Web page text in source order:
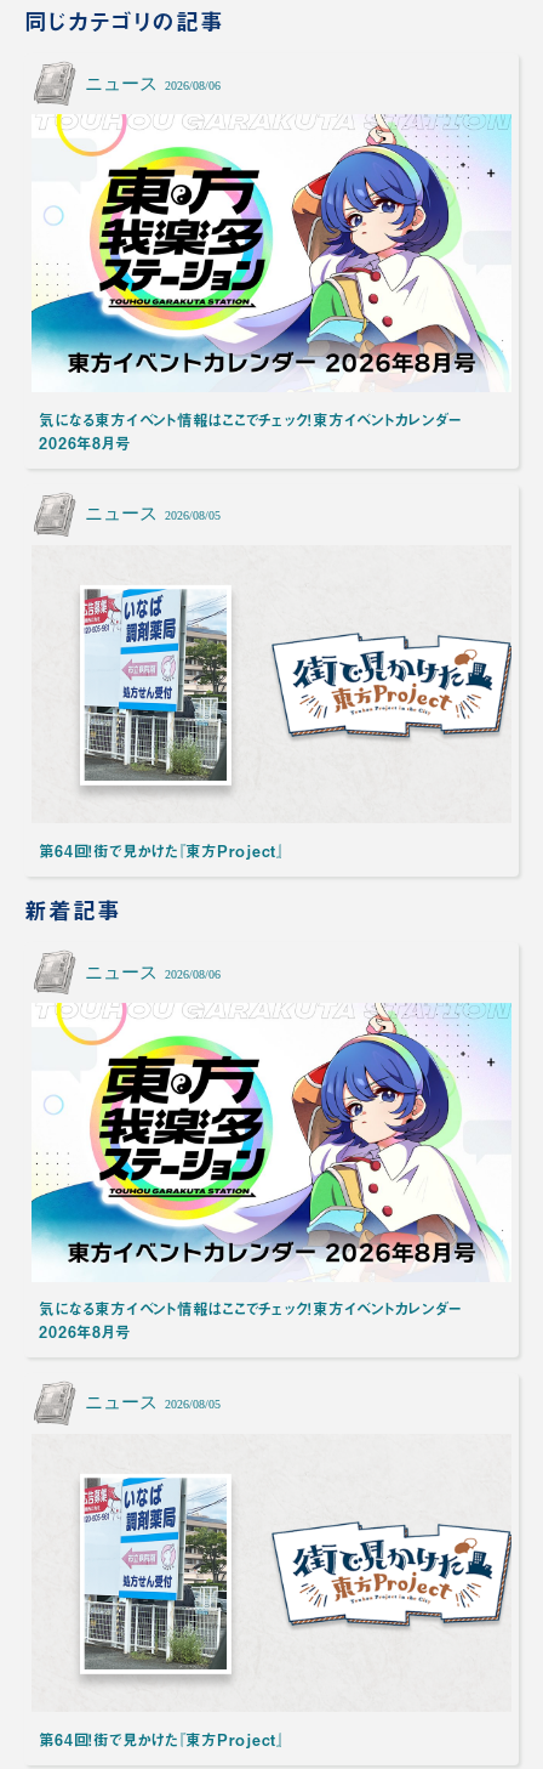
同じカテゴリの記事
ニュース 2026/08/06
気になる東方イベント情報はここでチェック！東方イベントカレンダー
2026年8月号
ニュース 2026/08/05
第64回！街で見かけた『東方Project』
新着記事
ニュース 2026/08/06
気になる東方イベント情報はここでチェック！東方イベントカレンダー
2026年8月号
ニュース 2026/08/05
第64回！街で見かけた『東方Project』